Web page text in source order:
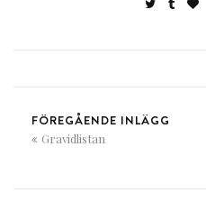
FÖREGÅENDE INLÄGG
Gravidlistan